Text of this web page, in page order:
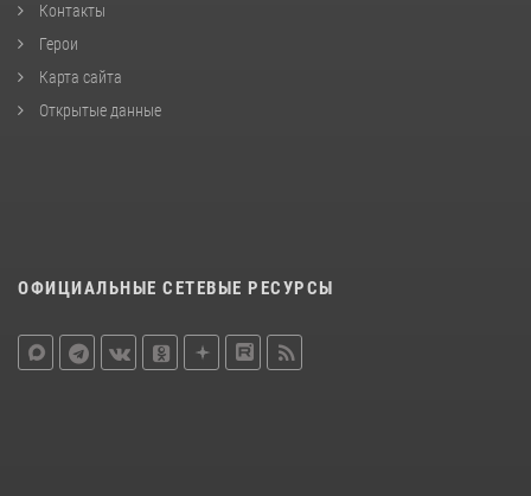
Контакты
Герои
Карта сайта
Открытые данные
ОФИЦИАЛЬНЫЕ СЕТЕВЫЕ РЕСУРСЫ